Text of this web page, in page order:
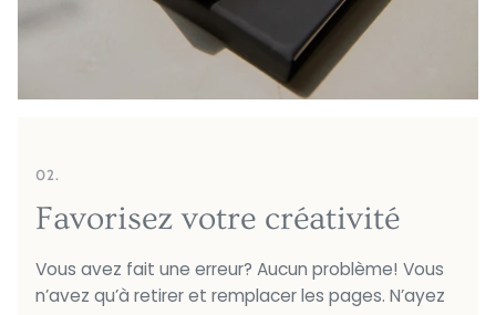
02.
Favorisez votre créativité
Vous avez fait une erreur? Aucun problème! Vous
n’avez qu’à retirer et remplacer les pages. N’ayez